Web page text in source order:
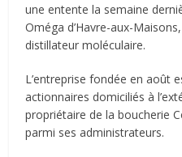
une entente la semaine
Oméga d’Havre-aux-
distillateur moléculaire.
L’entreprise fondée en août
actionnaires domiciliés à
propriétaire de la boucherie
parmi ses administrateurs.